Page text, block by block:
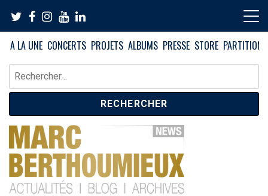
content
A LA UNE CONCERTS PROJETS ALBUMS PRESSE STORE PARTITIONS
Rechercher :